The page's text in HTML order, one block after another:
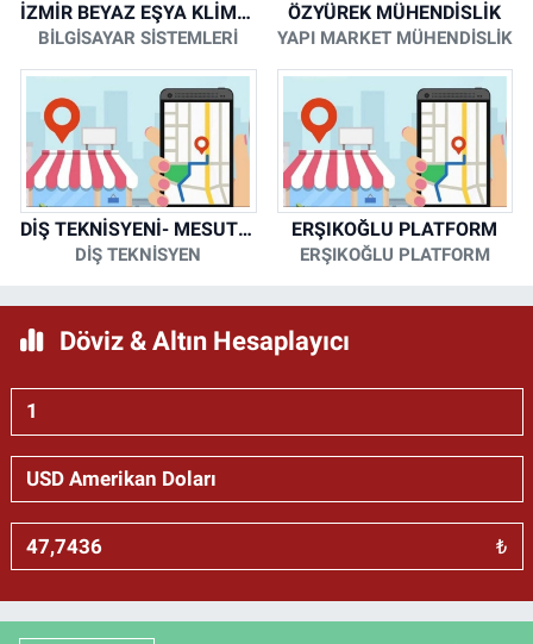
İZMİR BEYAZ EŞYA KLİMA KOMBİ SERVİSİ
BİLGİSAYAR SİSTEMLERİ
ÖZYÜREK MÜHENDİSLİK
YAPI MARKET MÜHENDİSLİK
DİŞ TEKNİSYENİ- MESUT KORKMAZ
DİŞ TEKNİSYEN
ERŞIKOĞLU PLATFORM
ERŞIKOĞLU PLATFORM
Döviz & Altın Hesaplayıcı
₺